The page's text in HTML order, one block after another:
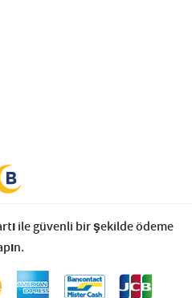
ile güvenli bir şekilde ödeme